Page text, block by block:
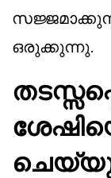
ഒരുക്കുന്നു.